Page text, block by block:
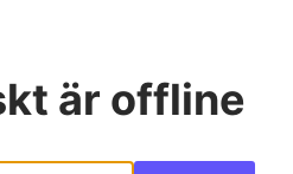
är offline